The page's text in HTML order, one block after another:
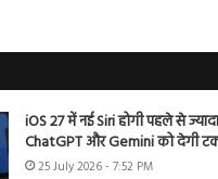
iOS 27 में नई Siri होगी पहले से ज्यादा
ChatGPT और Gemini को देगी
25 July 2026 - 7:52 PM